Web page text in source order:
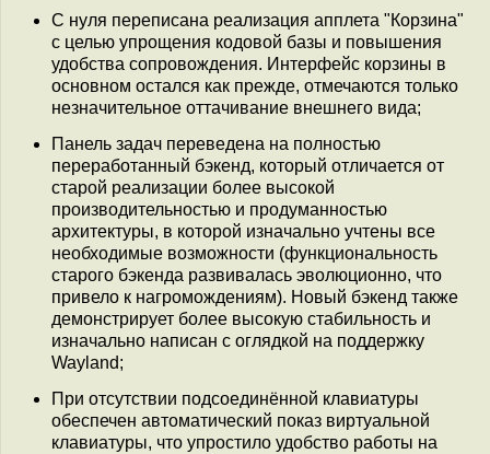
С нуля переписана реализация апплета "Корзина"
с целью упрощения кодовой базы и повышения
удобства сопровождения. Интерфейс корзины в
основном остался как прежде, отмечаются только
незначительное оттачивание внешнего вида;
Панель задач переведена на полностью
переработанный бэкенд, который отличается от
старой реализации более высокой
производительностью и продуманностью
архитектуры, в которой изначально учтены все
необходимые возможности (функциональность
старого бэкенда развивалась эволюционно, что
привело к нагромождениям). Новый бэкенд также
демонстрирует более высокую стабильность и
изначально написан с оглядкой на поддержку
Wayland;
При отсутствии подсоединённой клавиатуры
обеспечен автоматический показ виртуальной
клавиатуры, что упростило удобство работы на